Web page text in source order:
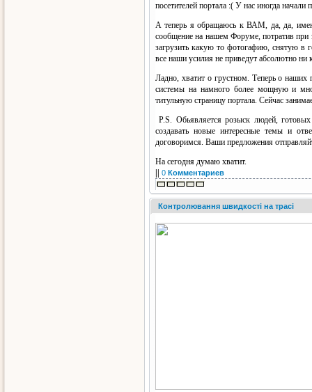
посетителей портала :( У нас иногда
А теперь я обращаюсь к ВАМ, да, да,
сообщение на нашем Форуме, потратив при
загрузить какую то фотогафию, снятую
все наши усилия не приведут абсолютно
Ладно, хватит о грустном. Теперь о
системы на намного более мощную и
титульную страницу портала. Сейчас
P.S. Обьявляется розыск людей,
создавать новые интересные темы и
договоримся. Ваши предложения
На сегодня думаю хватит.
0 Комментариев
Контролювання швидкості на трасі